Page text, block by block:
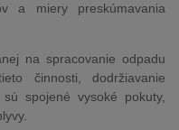
a miery preskúmavania
na spracovanie odpadu
činnosti, dodržiavanie
spojené vysoké pokuty,